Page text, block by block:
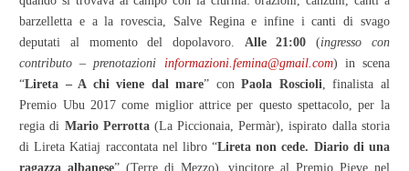
barzelletta e a la rovescia, Salve Regina e infine i canti di svago
deputati al momento del dopolavoro. Alle 21:00 (ingresso con
contributo – prenotazioni informazioni.femina@gmail.com) in scena
“Lireta – A chi viene dal mare” conPaola Roscioli, finalista al
Premio Ubu 2017 come miglior attrice per questo spettacolo, per la
regia di Mario Perrotta (La Piccionaia, Permàr), ispirato dalla storia
di Lireta Katiaj raccontata nel libro “Lireta non cede. Diario di una
ragazza albanese” (Terre di Mezzo), vincitore al Premio Pieve nel